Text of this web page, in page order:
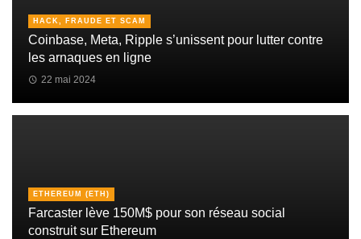
HACK, FRAUDE ET SCAM
Coinbase, Meta, Ripple s’unissent pour lutter contre
les arnaques en ligne
22 mai 2024
ETHEREUM (ETH)
Farcaster lève 150M$ pour son réseau social
construit sur Ethereum